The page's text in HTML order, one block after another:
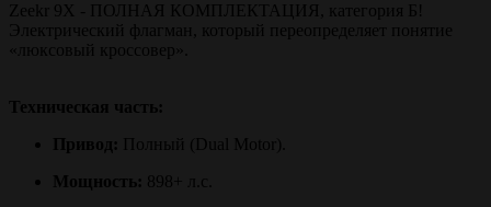
Zeekr 9X - ПОЛНАЯ КОМПЛЕКТАЦИЯ, категория Б!
Электрический флагман, который переопределяет понятие
«люксовый кроссовер».
Техническая часть:
Привод: Полный (Dual Motor).
Мощность: 898+ л.с.